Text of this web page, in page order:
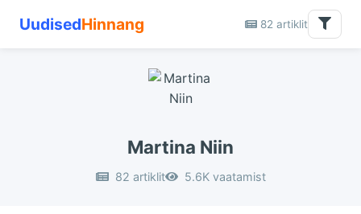
UudisedHinnang 82 artiklit
Martina Niin
82 artiklit 5.6K vaatamist